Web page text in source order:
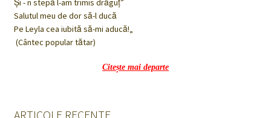
Salutul meu de dor să-l ducă
Pe Leyla cea iubită să-mi aducă!„
(Cântec popular tătar)
Citește mai departe
ARTICOLE RECENTE